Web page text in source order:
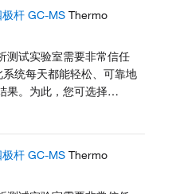
。Thermo Scientific™
使用寿命延长的检测器以
避免不必要的停机，从而尽
量。为确保您随时应对任何
从入门级升级到高级配置。
杆 GC-MS Thermo
测试实验室需要非常信任
统每天都能轻松、可靠地
果。为此，您可选择
。Thermo Scientific™
使用寿命延长的检测器以
杆 GC-MS Thermo